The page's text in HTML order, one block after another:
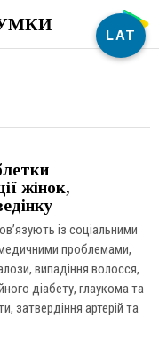
жінок,
із соціальними
проблемами,
випадіння волосся,
діабету, глаукома та
затвердіння артерій та
LAT